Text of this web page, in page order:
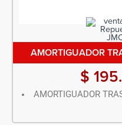
AMORTIGUADOR
$
AMORTIGUADOR